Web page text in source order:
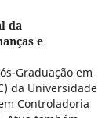
da
e
Graduação em
da Universidade
Controladoria